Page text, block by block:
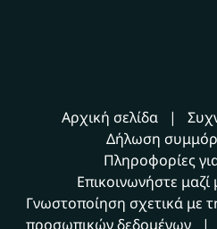
Αρχική σελίδα
Δήλωση
Πληροφορίες
Επικοινωνήστε μαζί
Γνωστοποίηση σχετικά με
προσωπικών δεδομένων